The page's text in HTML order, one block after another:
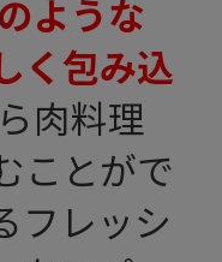
ような
く包み込
肉料理
ことがで
フレッシ